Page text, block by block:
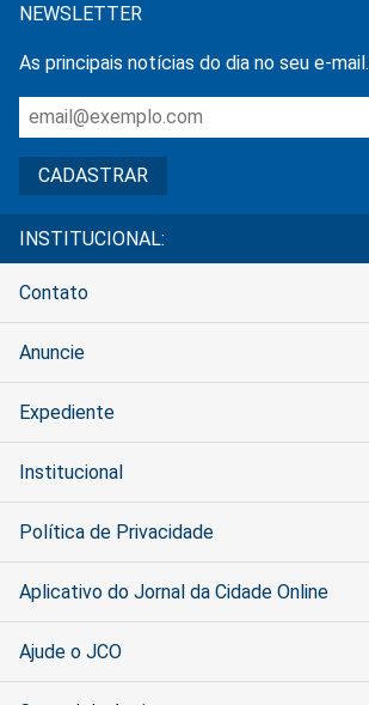
NEWSLETTER
As principais notícias do dia no seu e-mail.
INSTITUCIONAL:
Contato
Anuncie
Expediente
Institucional
Política de Privacidade
Aplicativo do Jornal da Cidade Online
Ajude o JCO